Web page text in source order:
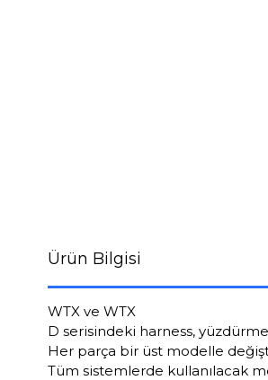
Ürün Bilgisi
WTX ve WTX
D serisindeki harness,
Her parça bir üst modelle
Tüm sistemlerde kullanılacak